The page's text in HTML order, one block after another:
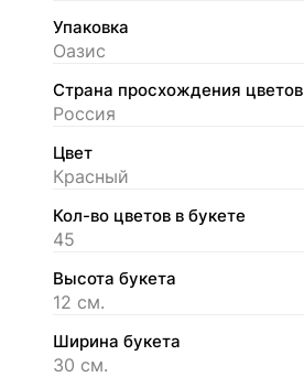
Упаковка
Оазис
Страна просхождения цветов
Россия
Цвет
Красный
Кол-во цветов в букете
45
Высота букета
12 см.
Ширина букета
30 см.